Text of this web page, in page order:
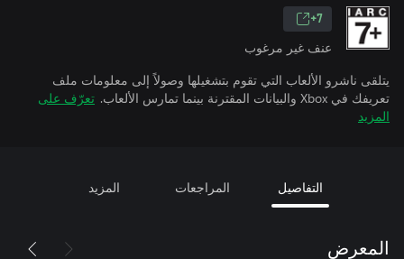
7+
عنف غير مرغوب
يتلقى ناشرو الألعاب التي تقوم بتشغيلها وصولاً إلى معلومات ملف
تعريفك في Xbox والبيانات المقترنة بينما تمارس الألعاب.
تعرّف على
المزيد
التفاصيل المراجعات المزيد
المعرض